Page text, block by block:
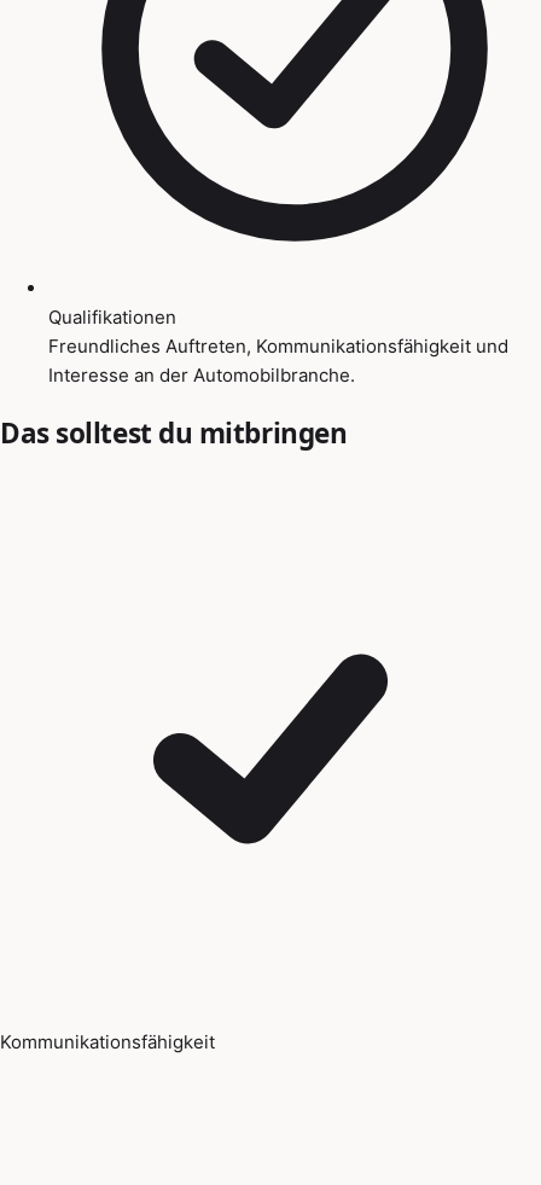
Qualifikationen
Freundliches Auftreten, Kommunikationsfähigkeit und
Interesse an der Automobilbranche.
Das solltest du mitbringen
Kommunikationsfähigkeit